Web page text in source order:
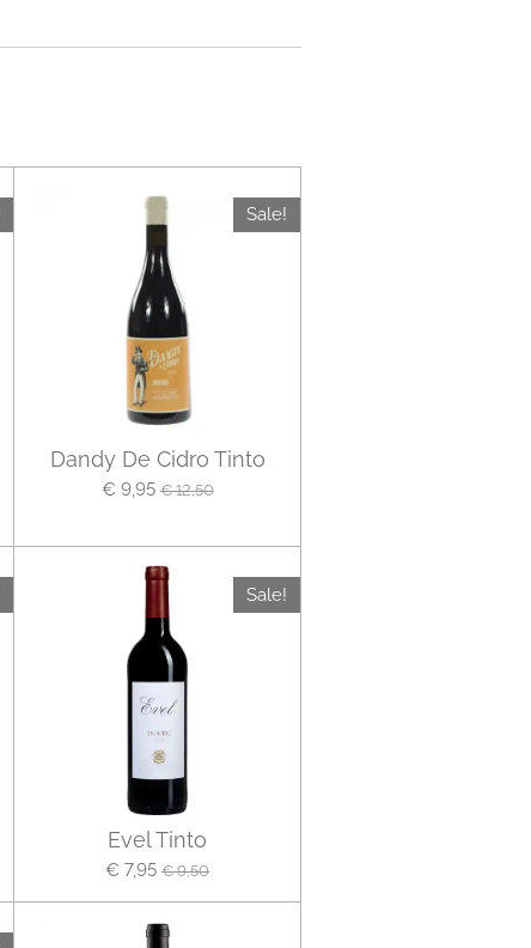
Sale!
Dandy De Cidro Tinto
€ 9,95 € 12,50
Sale!
Evel Tinto
€ 7,95 € 9,50